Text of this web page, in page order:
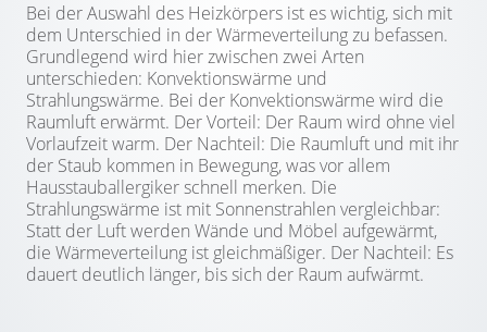
Bei der Auswahl des Heizkörpers ist es wichtig, sich mit
dem Unterschied in der Wärmeverteilung zu befassen.
Grundlegend wird hier zwischen zwei Arten
unterschieden: Konvektionswärme und
Strahlungswärme. Bei der Konvektionswärme wird die
Raumluft erwärmt. Der Vorteil: Der Raum wird ohne viel
Vorlaufzeit warm. Der Nachteil: Die Raumluft und mit ihr
der Staub kommen in Bewegung, was vor allem
Hausstauballergiker schnell merken. Die
Strahlungswärme ist mit Sonnenstrahlen vergleichbar:
Statt der Luft werden Wände und Möbel aufgewärmt,
die Wärmeverteilung ist gleichmäßiger. Der Nachteil: Es
dauert deutlich länger, bis sich der Raum aufwärmt.